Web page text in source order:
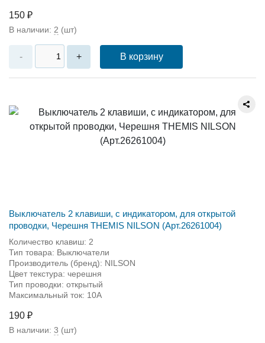
150 ₽
В наличии: 2 (шт)
- + В корзину
Выключатель 2 клавиши, с индикатором, для открытой
проводки, Черешня THEMIS NILSON (Арт.26261004)
Количество клавиш: 2
Тип товара: Выключатели
Производитель (бренд): NILSON
Цвет текстура: черешня
Тип проводки: открытый
Максимальный ток: 10А
190 ₽
В наличии: 3 (шт)